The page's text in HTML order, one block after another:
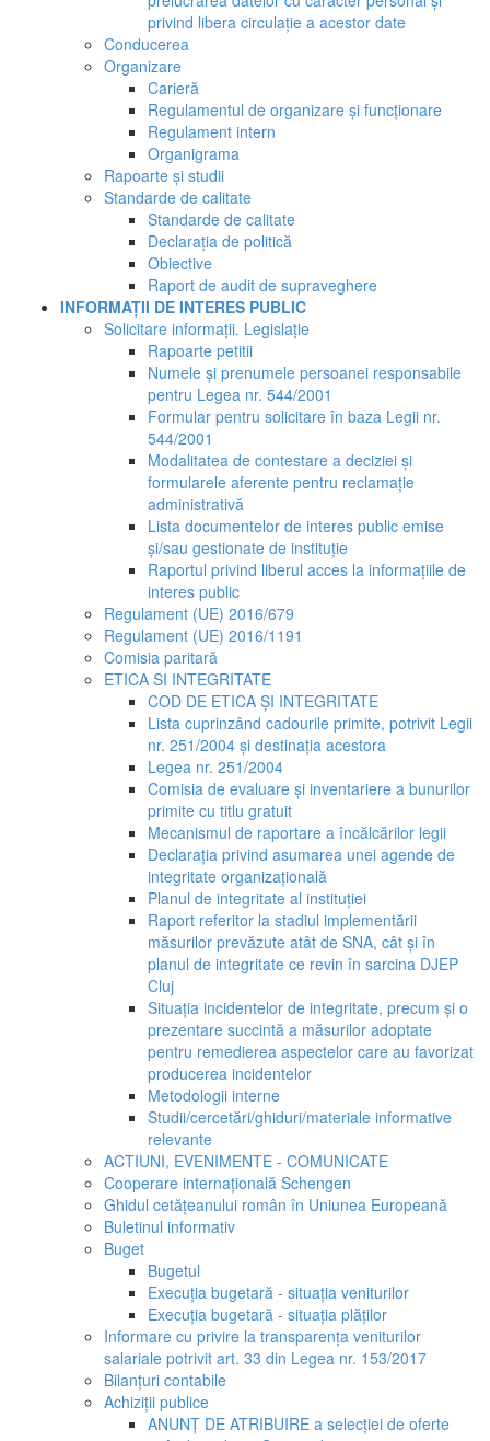
privind libera circulație a acestor date
Conducerea
Organizare
Carieră
Regulamentul de organizare și funcționare
Regulament intern
Organigrama
Rapoarte și studii
Standarde de calitate
Standarde de calitate
Declaraţia de politică
Obiective
Raport de audit de supraveghere
INFORMAȚII DE INTERES PUBLIC
Solicitare informații. Legislație
Rapoarte petitii
Numele și prenumele persoanei responsabile
pentru Legea nr. 544/2001
Formular pentru solicitare în baza Legii nr.
544/2001
Modalitatea de contestare a deciziei și
formularele aferente pentru reclamație
administrativă
Lista documentelor de interes public emise
și/sau gestionate de instituție
Raportul privind liberul acces la informațiile de
interes public
Regulament (UE) 2016/679
Regulament (UE) 2016/1191
Comisia paritară
ETICA SI INTEGRITATE
COD DE ETICA ȘI INTEGRITATE
Lista cuprinzând cadourile primite, potrivit Legii
nr. 251/2004 și destinația acestora
Legea nr. 251/2004
Comisia de evaluare și inventariere a bunurilor
primite cu titlu gratuit
Mecanismul de raportare a încălcărilor legii
Declarația privind asumarea unei agende de
integritate organizațională
Planul de integritate al instituției
Raport referitor la stadiul implementării
măsurilor prevăzute atât de SNA, cât și în
planul de integritate ce revin în sarcina DJEP
Cluj
Situația incidentelor de integritate, precum și o
prezentare succintă a măsurilor adoptate
pentru remedierea aspectelor care au favorizat
producerea incidentelor
Metodologii interne
Studii/cercetări/ghiduri/materiale informative
relevante
ACTIUNI, EVENIMENTE - COMUNICATE
Cooperare internațională Schengen
Ghidul cetățeanului român în Uniunea Europeană
Buletinul informativ
Buget
Bugetul
Execuția bugetară - situația veniturilor
Execuția bugetară - situația plăților
Informare cu privire la transparența veniturilor
salariale potrivit art. 33 din Legea nr. 153/2017
Bilanțuri contabile
Achiziții publice
ANUNȚ DE ATRIBUIRE a selecției de oferte